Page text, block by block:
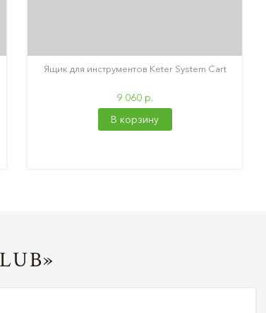
Ящик для инструментов Keter System Cart
9 060 р.
В корзину